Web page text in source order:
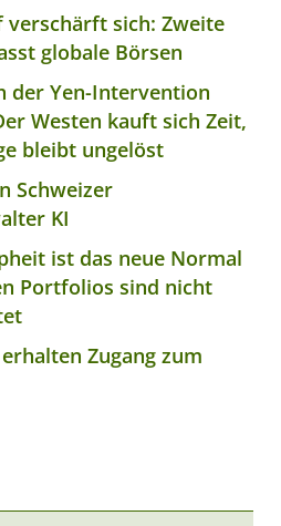
verschärft sich: Zweite
globale Börsen
der Yen-Intervention
Westen kauft sich Zeit,
bleibt ungelöst
Schweizer
KI
ist das neue Normal
Portfolios sind nicht
Zugang zum